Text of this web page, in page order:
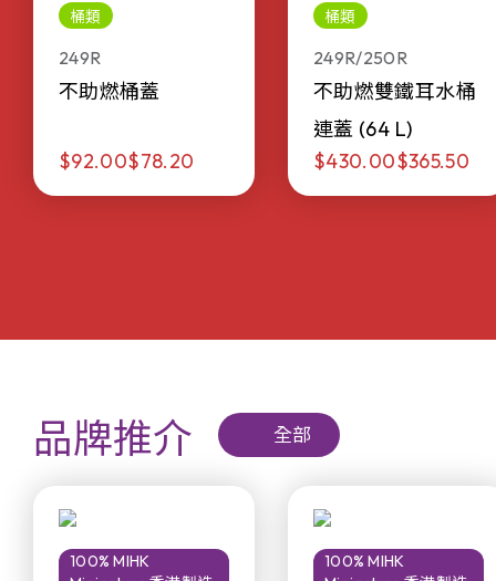
桶類
249R
不助燃桶蓋
$92.00$78.20
桶類
249R/250R
不助燃雙鐵耳水桶
連蓋 (64 L)
$430.00$365.50
品牌推介 全部
100% MIHK
100% MIHK